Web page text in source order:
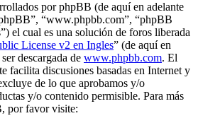
por phpBB (de aquí en adelante
“www.phpbb.com”, “phpBB
el cual es una solución de foros liberada
License v2 en Ingles” (de aquí en
descargada de www.phpbb.com. El
facilita discusiones basadas en Internet y
de lo que aprobamos y/o
y/o contenido permisible. Para más
por favor visite: